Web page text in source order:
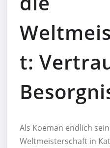
t:
Als Koeman endlich
Weltmeisterschaft in